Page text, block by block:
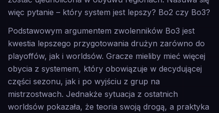
więc pytanie – który system jest lepszy? Bo2 czy Bo3?
Podstawowym argumentem zwolenników Bo3 jest
kwestia lepszego przygotowania drużyn zarówno do
playoffów, jak i worldsów. Gracze mieliby mieć więcej
obycia z systemem, który obowiązuje w decydującej
części sezonu, jak i po wyjściu z grup na
mistrzostwach. Jednakże sytuacja z ostatnich
worldsów pokazała, że teoria swoją drogą, a praktyka